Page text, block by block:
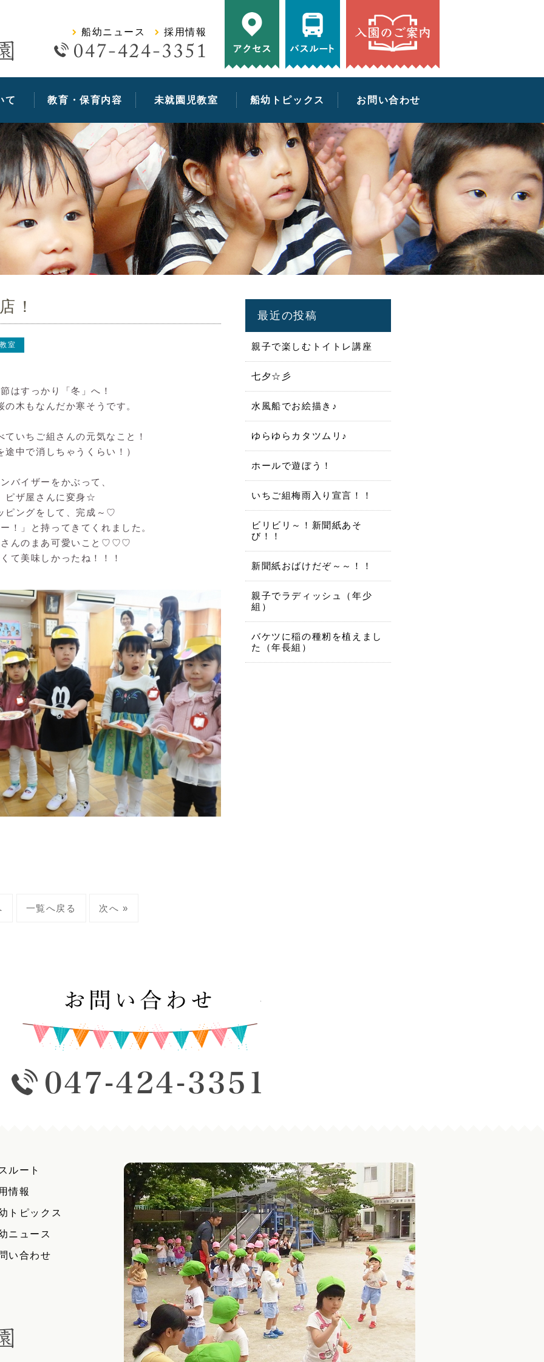
学校法人浄智学園 船橋幼稚園
船幼ニュース
採用情報
tel:0474243351
て 教育・保育内容 未就園児教室 船幼トピックス お問い合わせ
！
室
はすっかり「冬」へ！
の木もなんだか寒そうです。
ていちご組さんの元気なこと！
途中で消しちゃうくらい！）
バイザーをかぶって、
ピザ屋さんに変身☆
ピングをして、完成～♡
！」と持ってきてくれました。
さんのまあ可愛いこと♡♡♡
て美味しかったね！！！
一覧へ戻る 次へ »
最近の投稿
親子で楽しむトイトレ講座
七夕☆彡
水風船でお絵描き♪
ゆらゆらカタツムリ♪
ホールで遊ぼう！
いちご組梅雨入り宣言！！
ビリビリ～！新聞紙あそ
び！！
新聞紙おばけだぞ～～！！
親子でラディッシュ（年少
組）
バケツに稲の種籾を植えまし
た（年長組）
ルート
情報
トピックス
ニュース
い合わせ
学校法人浄智学園 船橋幼稚園